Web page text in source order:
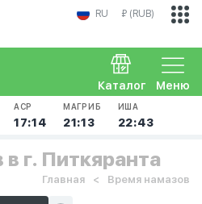
RU ₽ (RUB)
Меню
Каталог
АСР
17:14
МАГРИБ
21:13
ИША
22:43
г. Питкяранта
Главная Время намазов